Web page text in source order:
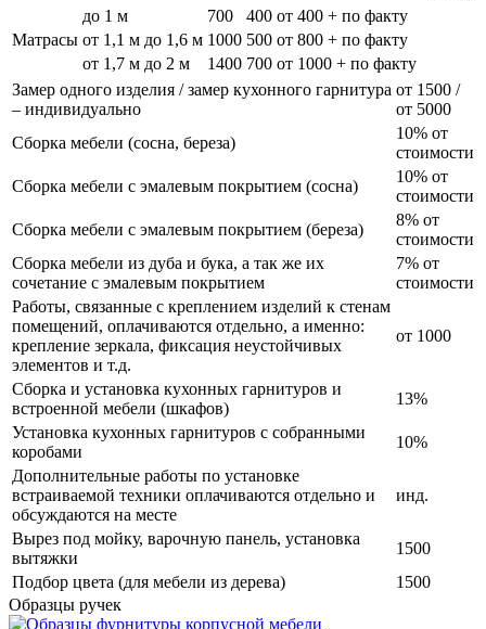
Матрасы
до 1 м 700 400 от 400 + по факту
от 1,1 м до 1,6 м 1000 500 от 800 + по факту
от 1,7 м до 2 м
1400 700 от 1000 + по факту
Замер одного изделия / замер кухонного гарнитура
– индивидуально
от 1500 /
от 5000
Сборка мебели (сосна, береза)
10% от
стоимости
Сборка мебели с эмалевым покрытием (сосна)
10% от
стоимости
Сборка мебели с эмалевым покрытием (береза)
8% от
стоимости
Сборка мебели из дуба и бука, а так же их
сочетание с эмалевым покрытием
7% от
стоимости
Работы, связанные с креплением изделий к стенам
помещений, оплачиваются отдельно, а именно:
крепление зеркала, фиксация неустойчивых
элементов и т.д.
от 1000
Сборка и установка кухонных гарнитуров и
встроенной мебели (шкафов)
13%
Установка кухонных гарнитуров с собранными
коробами
10%
Дополнительные работы по установке
встраиваемой техники оплачиваются отдельно и
обсуждаются на месте
инд.
Вырез под мойку, варочную панель, установка
вытяжки
1500
Подбор цвета (для мебели из дерева)
1500
Образцы ручек